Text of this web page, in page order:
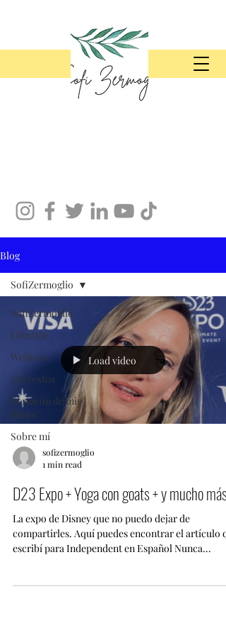
Blog
SofiZermoglio
Lifestyle
Wellness
Mis textos
El rincón de mis
libros
Sobre mí
SofiZermoglio
Load video
sofizermoglio
1 min read
D23 Expo + Yoga con goats + y mucho más...
La expo de Disney que no puedo dejar de
compartirles. Aquí puedes encontrar el artículo
escribí para Independent en Español Nunca...